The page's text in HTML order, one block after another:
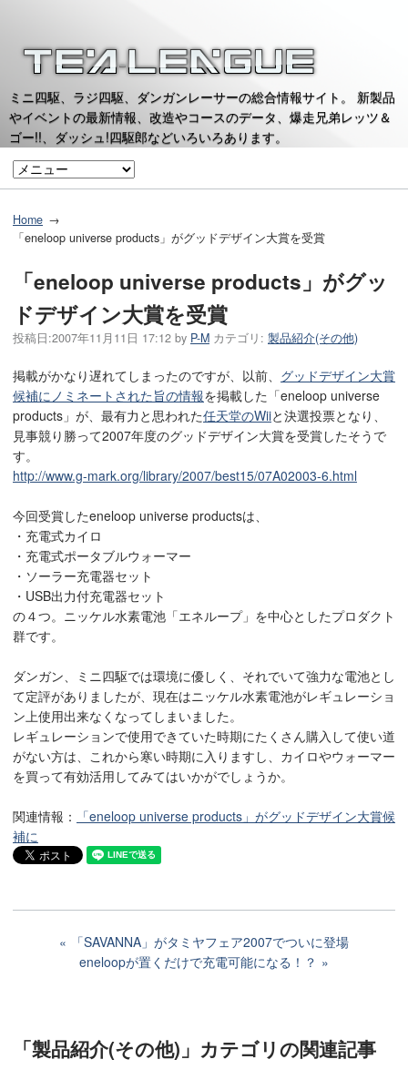
ミニ四駆、ラジ四駆、ダンガンレーサーの総合情報サイト。 新製品
やイベントの最新情報、改造やコースのデータ、爆走兄弟レッツ＆
ゴー!!、ダッシュ!四駆郎などいろいろあります。
Home
「eneloop universe products」がグッドデザイン大賞を受賞
「eneloop universe products」がグッ
ドデザイン大賞を受賞
投稿日:2007年11月11日 17:12 by P-M カテゴリ: 製品紹介(その他)
掲載がかなり遅れてしまったのですが、以前、 グッドデザイン大賞
候補にノミネートされた旨の情報を掲載した「eneloop universe
products」が、最有力と思われた任天堂のWiiと決選投票となり、
見事競り勝って2007年度のグッドデザイン大賞を受賞したそうで
す。
http://www.g-mark.org/library/2007/best15/07A02003-6.html
今回受賞したeneloop universe productsは、
・充電式カイロ
・充電式ポータブルウォーマー
・ソーラー充電器セット
・USB出力付充電器セット
の４つ。ニッケル水素電池「エネループ」を中心としたプロダクト
群です。
ダンガン、ミニ四駆では環境に優しく、それでいて強力な電池とし
て定評がありましたが、現在はニッケル水素電池がレギュレーショ
ン上使用出来なくなってしまいました。
レギュレーションで使用できていた時期にたくさん購入して使い道
がない方は、これから寒い時期に入りますし、カイロやウォーマー
を買って有効活用してみてはいかがでしょうか。
関連情報：
「eneloop universe products」がグッドデザイン大賞候
補に
「SAVANNA」がタミヤフェア2007でついに登場
eneloopが置くだけで充電可能になる！？
「製品紹介(その他)」カテゴリの関連記事